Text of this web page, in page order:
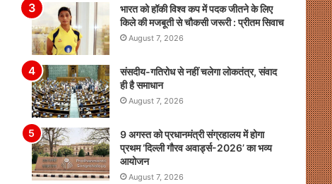
भारत को हॉकी विश्व कप में पदक जीतने के लिए
किले की मजबूती से चौकसी जरूरी : प्रीतम सिवाच
August 7, 2026
संसदीय-गतिरोध से नहीं चलेगा लोकतंत्र, संवाद
ही है समाधान
August 7, 2026
9 अगस्त को प्रधानमंत्री संग्रहालय में होगा
प्रथम ‘दिल्ली गौरव अवार्ड्स-2026’ का भव्य
आयोजन
August 7, 2026